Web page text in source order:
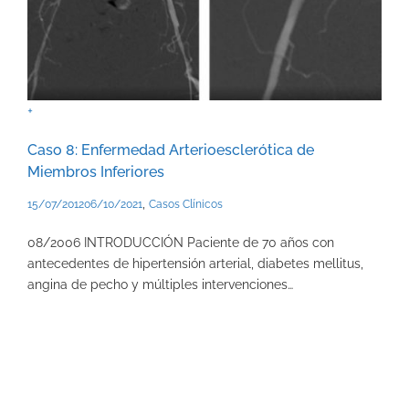
+
Caso 8: Enfermedad Arterioesclerótica de
Miembros Inferiores
15/07/201206/10/2021 Casos Clínicos
08/2006 INTRODUCCIÓN Paciente de 70 años con
antecedentes de hipertensión arterial, diabetes mellitus,
angina de pecho y múltiples intervenciones…